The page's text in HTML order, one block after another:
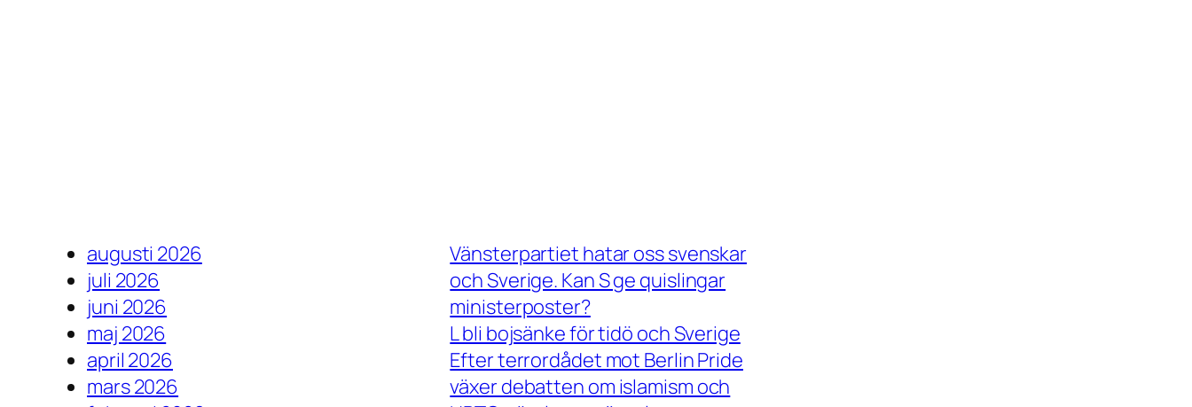
augusti 2026
juli 2026
juni 2026
maj 2026
april 2026
mars 2026
Vänsterpartiet hatar oss svenskar
och Sverige. Kan S ge quislingar
ministerposter?
L bli bojsänke för tidö och Sverige
Efter terrordådet mot Berlin Pride
växer debatten om islamism och